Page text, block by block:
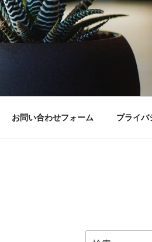
お問い合わせフォーム プライバ